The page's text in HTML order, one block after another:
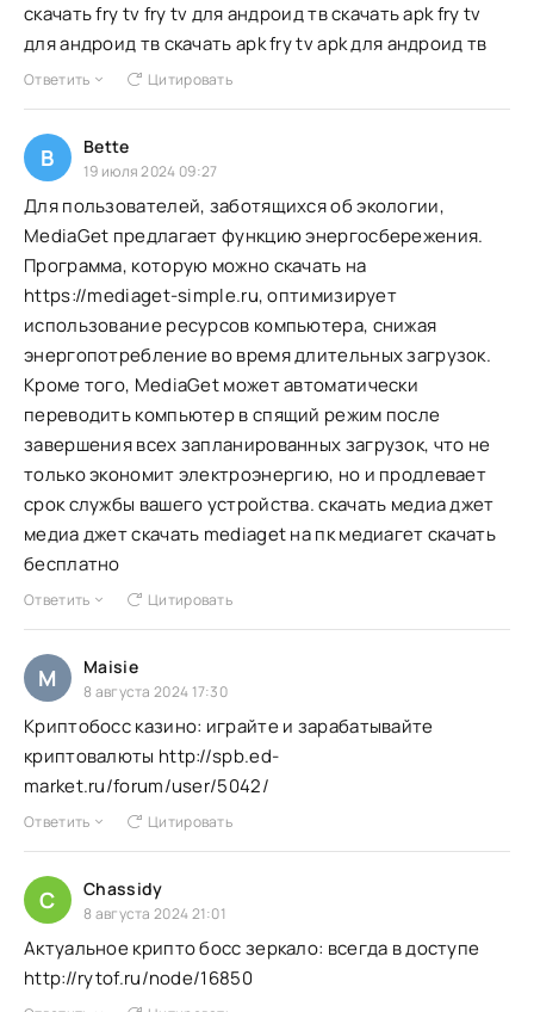
скачать fry tv fry tv для андроид тв скачать apk fry tv
для андроид тв скачать apk fry tv apk для андроид тв
Ответить Цитировать
B Bette
19 июля 2024 09:27
Для пользователей, заботящихся об экологии,
MediaGet предлагает функцию энергосбережения.
Программа, которую можно скачать на
https://mediaget-simple.ru, оптимизирует
использование ресурсов компьютера, снижая
энергопотребление во время длительных загрузок.
Кроме того, MediaGet может автоматически
переводить компьютер в спящий режим после
завершения всех запланированных загрузок, что не
только экономит электроэнергию, но и продлевает
срок службы вашего устройства. скачать медиа джет
медиа джет скачать mediaget на пк медиагет скачать
бесплатно
Ответить Цитировать
M Maisie
8 августа 2024 17:30
Криптобосс казино: играйте и зарабатывайте
криптовалюты http://spb.ed-
market.ru/forum/user/5042/
Ответить Цитировать
C Chassidy
8 августа 2024 21:01
Актуальное крипто босс зеркало: всегда в доступе
http://rytof.ru/node/16850